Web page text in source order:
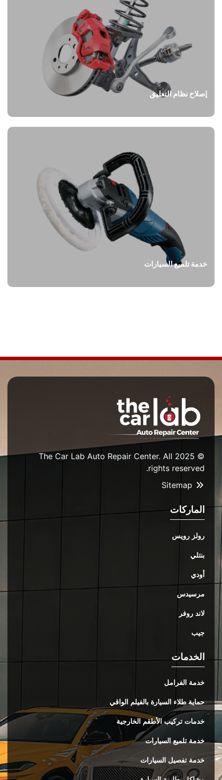
إصلاح نظام التعليق
خدمة تلميع السيارات
© 2025 The Car Lab Auto Repair Center. All
rights reserved.
الماركات
رولز رويس
بنتلي
أودي
مرسيدس
لاند روفر
جيب
الخدمات
خدمة الفرامل
حماية طلاء السيارة بالفيلم الواقي
خدمات تركيب الأطقم الخارجية
خدمة تلميع السيارات
خدمة تفصيل السيارات